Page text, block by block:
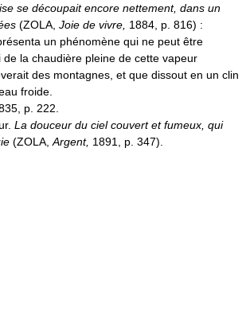
se découpait encore nettement, dans un
(ZOLA, Joie de vivre, 1884, p. 816) :
un phénomène qui ne peut être
la chaudière pleine de cette vapeur
des montagnes, et que dissout en un clin
froide.
p. 222.
La douceur du ciel couvert et fumeux, qui
(ZOLA, Argent, 1891, p. 347).